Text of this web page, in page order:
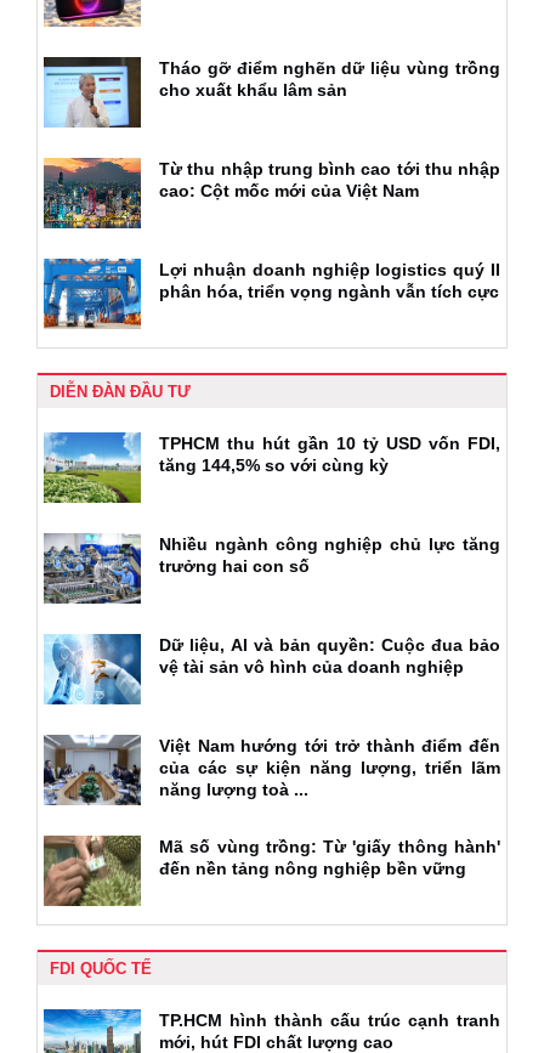
Tháo gỡ điểm nghẽn dữ liệu vùng trồng
cho xuất khẩu lâm sản
Từ thu nhập trung bình cao tới thu nhập
cao: Cột mốc mới của Việt Nam
Lợi nhuận doanh nghiệp logistics quý II
phân hóa, triển vọng ngành vẫn tích cực
DIỄN ĐÀN ĐẦU TƯ
TPHCM thu hút gần 10 tỷ USD vốn FDI,
tăng 144,5% so với cùng kỳ
Nhiều ngành công nghiệp chủ lực tăng
trưởng hai con số
Dữ liệu, AI và bản quyền: Cuộc đua bảo
vệ tài sản vô hình của doanh nghiệp
Việt Nam hướng tới trở thành điểm đến
của các sự kiện năng lượng, triển lãm
năng lượng toà ...
Mã số vùng trồng: Từ 'giấy thông hành'
đến nền tảng nông nghiệp bền vững
FDI QUỐC TẾ
TP.HCM hình thành cấu trúc cạnh tranh
mới, hút FDI chất lượng cao